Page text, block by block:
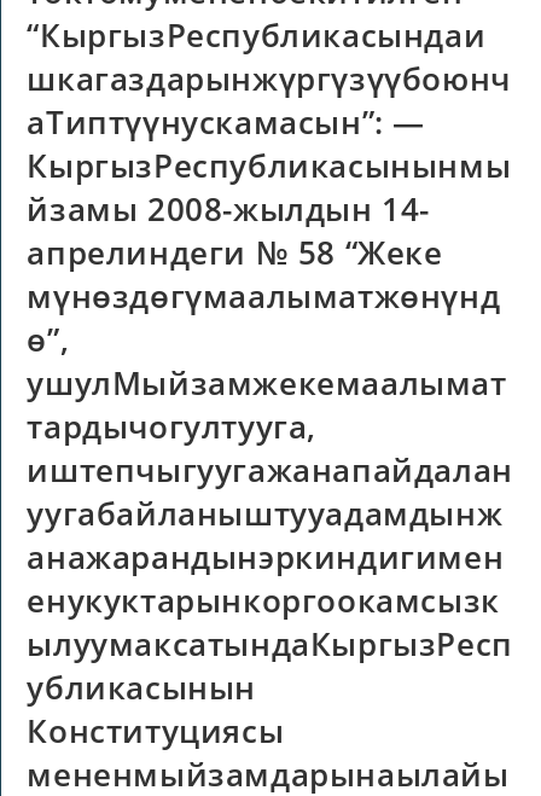
“КыргызРеспубликасындаи
шкагаздарынжүргүзүүбоюнч
аТиптүүнускамасын”: —
КыргызРеспубликасынынмы
йзамы 2008-жылдын 14-
апрелиндеги № 58 “Жеке
мүнөздөгүмаалыматжөнүнд
ө”,
ушулМыйзамжекемаалымат
тардычогултууга,
иштепчыгуугажанапайдалан
уугабайланыштууадамдынж
анажарандынэркиндигимен
енукуктарынкоргоокамсызк
ылуумаксатындаКыргызРесп
убликасынын
Конституциясы
мененмыйзамдарынаылайы